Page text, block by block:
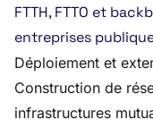
FTTH, FTTO et
entreprises
Déploiement et
Construction de
infrastructures